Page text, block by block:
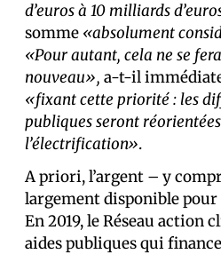
d’euros à 10 milliards
somme «absolument
«Pour autant, cela ne se
nouveau», a-t-il
«fixant cette priorité : les
publiques seront
l’électrification».
A priori, l’argent – y
largement disponible
En 2019, le Réseau action
aides publiques qui